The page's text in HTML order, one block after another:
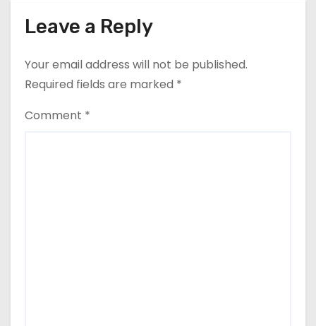
Leave a Reply
Your email address will not be published.
Required fields are marked *
Comment *